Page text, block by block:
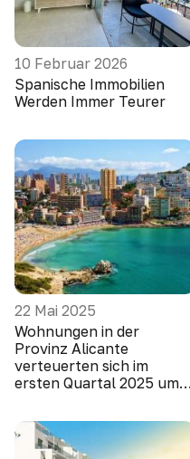
10 Februar 2026
Spanische Immobilien
Werden Immer Teurer
22 Mai 2025
Wohnungen in der
Provinz Alicante
verteuerten sich im
ersten Quartal 2025 um